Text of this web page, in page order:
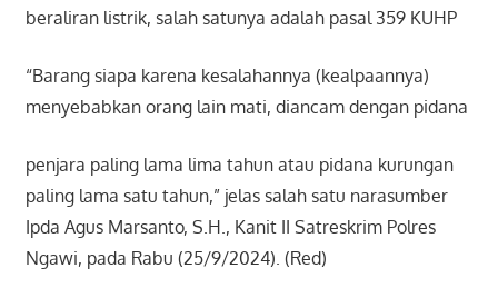
beraliran listrik, salah satunya adalah pasal 359 KUHP
“Barang siapa karena kesalahannya (kealpaannya)
menyebabkan orang lain mati, diancam dengan pidana
penjara paling lama lima tahun atau pidana kurungan
paling lama satu tahun,” jelas salah satu narasumber
Ipda Agus Marsanto, S.H., Kanit II Satreskrim Polres
Ngawi, pada Rabu (25/9/2024). (Red)